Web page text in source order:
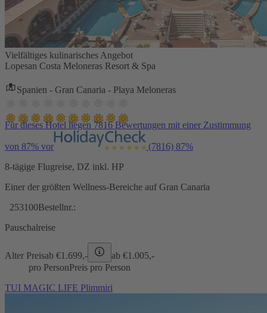
Vielfältiges kulinarisches Angebot
Lopesan Costa Meloneras Resort & Spa
Spanien - Gran Canaria - Playa Meloneras
Für dieses Hotel liegen 7816 Bewertungen mit einer Zustimmung
von 87% vor (7816) 87%
8-tägige Flugreise, DZ inkl. HP
Einer der größten Wellness-Bereiche auf Gran Canaria
253100Bestellnr.:
Pauschalreise
Alter Preisab €1.699,- ab €1.005,-
pro PersonPreis pro Person
TUI MAGIC LIFE Plimmiri